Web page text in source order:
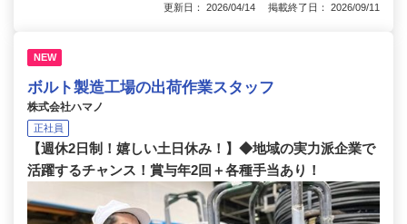
更新日： 2026/04/14 掲載終了日： 2026/09/11
NEW
ボルト製造工場の出荷作業スタッフ
株式会社ハマノ
正社員
【週休2日制！嬉しい土日休み！】◆地域の実力派企業で
活躍するチャンス！賞与年2回＋各種手当あり！